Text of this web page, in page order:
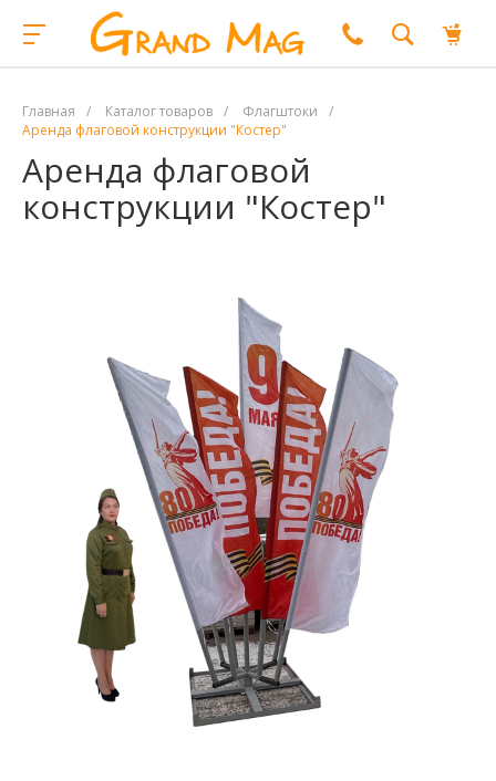
Главная / Каталог товаров / Флагштоки
/
Аренда флаговой конструкции "Костер"
Аренда флаговой
конструкции "Костер"